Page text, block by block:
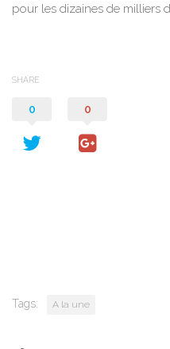
pour les dizaines de milliers
SHARE
0 0
Tags: A la une